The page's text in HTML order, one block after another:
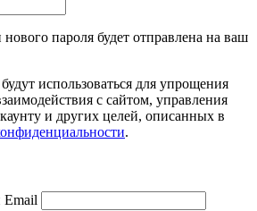
пароля будет отправлена на ваш
использоваться для упрощения
с сайтом, управления
и других целей, описанных в
.
Email